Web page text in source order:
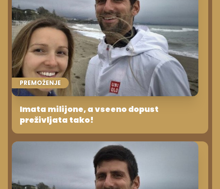
PREMOŽENJE
Imata milijone, a vseeno dopust
preživljata tako!